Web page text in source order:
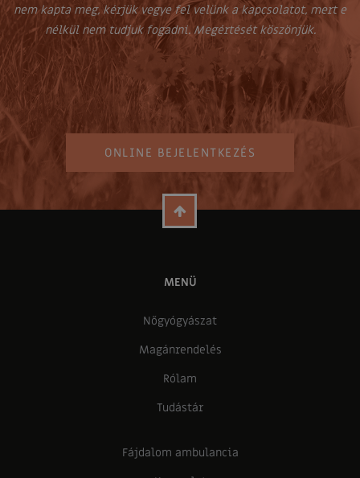
nem kapta meg, kérjük vegye fel velünk a kapcsolatot, mert e
nélkül nem tudjuk fogadni. Megértését köszönjük.
ONLINE BEJELENTKEZÉS
MENÜ
Nőgyógyászat
Magánrendelés
Rólam
Tudástár
Fájdalom ambulancia